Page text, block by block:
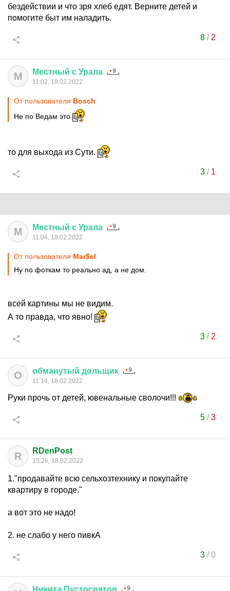
бездействии и что зря хлеб едят. Верните детей и
помогите быт им наладить.
8/ 2
М Местный с Урала
11:02, 18.02.2022
От пользователя Bosch
Не по Ведам это
то для выхода из Сути.
3/ 1
М Местный с Урала
11:04, 18.02.2022
От пользователя Mar$el
Ну по фоткам то реально ад, а не дом.
всей картины мы не видим.
А то правда, что явно!
3/ 2
О обманутый дольщик
11:14, 18.02.2022
Руки прочь от детей, ювенальные сволочи!!!
5/3
R RDenPost
13:26, 18.02.2022
1."продавайте всю сельхозтехнику и покупайте
квартиру в городе."
а вот это не надо!
2. не слабо у него пивкА
3/0
Никита Пустосвятов